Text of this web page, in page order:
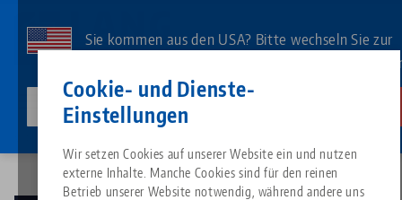
Cookie- und Dienste-
Einstellungen
Wir setzen Cookies auf unserer Website ein und nutzen
externe Inhalte. Manche Cookies sind für den reinen
Betrieb unserer Website notwendig, während andere uns
Inhalt
Sie kommen aus den USA? Bitte wechseln Sie zur
US-Website, um landesspezifischen Inhalt zu
lang-technik-usa.com
Alles aus einer Hand
Suche nach
Über LANG
Downloads
Blog
Passende Produkte
Es tut uns leid. Wir konnten keine Ergebnisse finden.
Breadcrumb